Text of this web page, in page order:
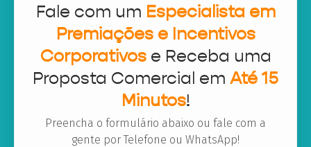
Fale com um Especialista em
Premiações e Incentivos
Corporativose Receba uma
Proposta Comercial em Até 15
Minutos!
Preencha o formulário abaixo ou fale com a
gente por Telefone ou WhatsApp!